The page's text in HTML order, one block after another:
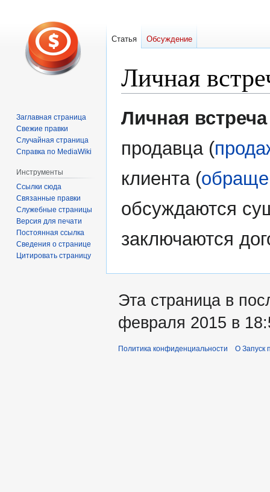
Личная
Перейти
к
Перейти
к
Личная встреча
продавца (
клиента (
обсуждаются
заключаются
Статья Обсуждение
Заглавная страница
Свежие правки
Случайная страница
Справка по MediaWiki
Инструменты
Ссылки сюда
Связанные правки
Служебные страницы
Версия для печати
Постоянная ссылка
Сведения о странице
Цитировать страницу
Эта страница в
февраля 2015 в
Политика конфиденциальности О Запуск